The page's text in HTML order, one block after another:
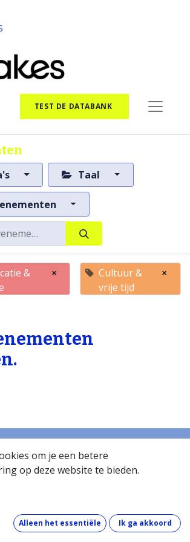
TEST DE DATABANK
Taal
&
×
Cultuur &
vrije tijd
×
om je een betere
op deze website te bieden.
Alleen het essentiële Ik ga akkoord